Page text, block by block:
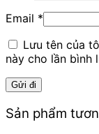
Email *
Lưu tên của
này cho lần bình
Sản phẩm